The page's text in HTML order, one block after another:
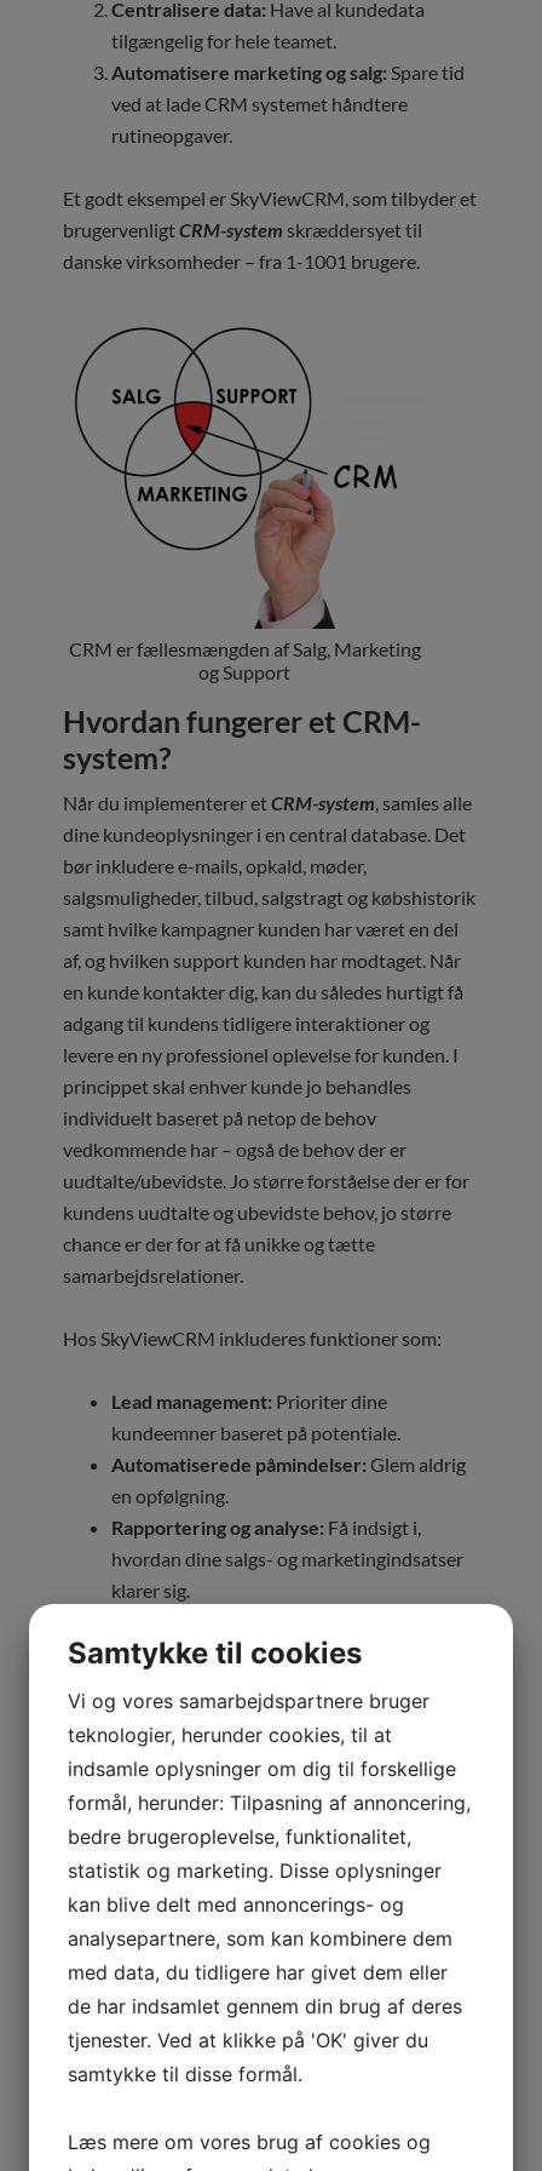
Centralisere data: Have al kundedata
tilgængelig for hele teamet.
Automatisere marketing og salg: Spare tid
ved at lade CRM systemet håndtere
rutineopgaver.
Et godt eksempel er SkyViewCRM, som tilbyder et
brugervenligtCRM-system skræddersyet til
danske virksomheder – fra 1-1001 brugere.
CRM er fællesmængden af Salg, Marketing
og Support
Hvordan fungerer et CRM-
system?
Når du implementerer etCRM-system, samles alle
dine kundeoplysninger i en central database. Det
bør inkludere e-mails, opkald, møder,
salgsmuligheder, tilbud, salgstragt og købshistorik
samt hvilke kampagner kunden har været en del
af, og hvilken support kunden har modtaget. Når
en kunde kontakter dig, kan du således hurtigt få
adgang til kundens tidligere interaktioner og
levere en ny professionel oplevelse for kunden. I
princippet skal enhver kunde jo behandles
individuelt baseret på netop de behov
vedkommende har – også de behov der er
uudtalte/ubevidste. Jo større forståelse der er for
kundens uudtalte og ubevidste behov, jo større
chance er der for at få unikke og tætte
samarbejdsrelationer.
Hos SkyViewCRM inkluderes funktioner som:
Lead management: Prioriter dine
kundeemner baseret på potentiale.
Automatiserede påmindelser: Glem aldrig
en opfølgning.
Rapportering og analyse: Få indsigt i,
hvordan dine salgs- og marketingindsatser
klarer sig.
Hvorfor er CRM vigtigt for din
virksomhed?
Et godtCRM-systemer hjørnestenen i enhver
moderne virksomhedsstrategi. Her er de vigtigste
grunde til at implementereCRM-systemer:
Forbedret kundeoplevelse:Når du har
adgang til kundens historik, kan du levere en
mere personlig service.
Øget effektivitet:
og fokuser på det, der virkelig betyder noget.
Bedre beslutningstagning: Med
realtidsdata og rapporter kan du træffe
informerede valg.
Hvem kan drage fordel af
Samtykke til cookies
Vi og vores samarbejdspartnere bruger
teknologier, herunder cookies, til at
indsamle oplysninger om dig til forskellige
formål, herunder: Tilpasning af annoncering,
bedre brugeroplevelse, funktionalitet,
statistik og marketing. Disse oplysninger
kan blive delt med annoncerings- og
analysepartnere, som kan kombinere dem
med data, du tidligere har givet dem eller
de har indsamlet gennem din brug af deres
tjenester. Ved at klikke på 'OK' giver du
samtykke til disse formål.
Læs mere om vores brug af cookies og